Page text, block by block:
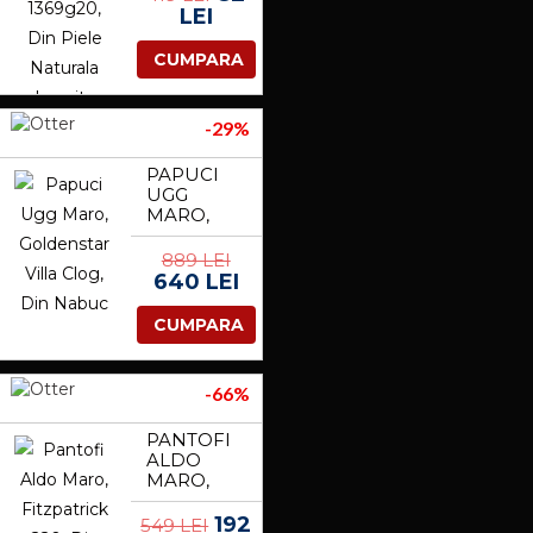
NATURALA
LACUITA
LEI
CUMPARA
-29%
PAPUCI
UGG
MARO,
GOLDENSTAR
VILLA
CLOG, DIN
NABUC
889 LEI
640 LEI
CUMPARA
-66%
PANTOFI
ALDO
MARO,
FITZPATRICK
220, DIN
549 LEI192